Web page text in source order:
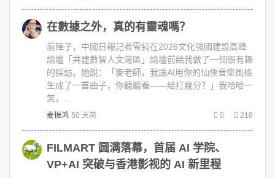
在數據之外，真的有靈魂嗎？
前陣子，中國日報記者雪純在2026文化強國建設高峰
論壇「共建數智人文灣區」論壇前給我做了一個很有趣
的採訪。她說：「麥老師，我讓AI用你的仙俠音樂風格
生成了一首曲子，你聽聽看——給打幾分？」我哈哈一
笑，...
麦振鸿 50 天前 0 218
FILMART 圆满落幕，首届 AI 学院、
VP+AI 突破与香港影视的 AI 新里程